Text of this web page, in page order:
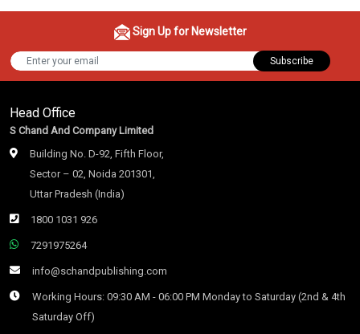
Sign Up for Newsletter
Subscribe
Head Office
S Chand And Company Limited
Building No. D-92, Fifth Floor,
Sector – 02, Noida 201301,
Uttar Pradesh (India)
1800 1031 926
7291975264
info@schandpublishing.com
Working Hours: 09:30 AM - 06:00 PM Monday to Saturday (2nd & 4th
Saturday Off)